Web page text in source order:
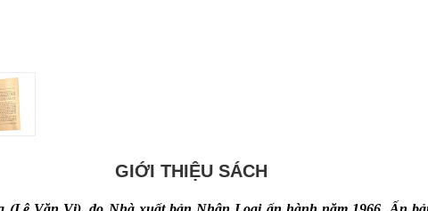
GIỚI THIỆU SÁCH